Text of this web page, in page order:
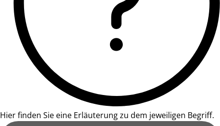
Hier finden Sie eine Erläuterung zu dem jeweiligen Begriff.